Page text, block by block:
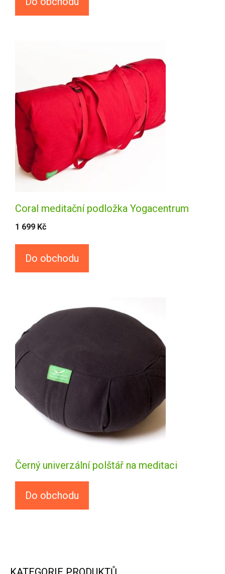
Coral meditační podložka Yogacentrum
1 699 Kč
Do obchodu
Černý univerzální polštář na meditaci
Do obchodu